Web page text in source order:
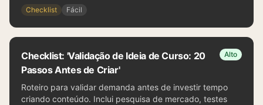
Checklist Fácil
Checklist: 'Validação de Ideia de Curso: 20
Passos Antes de Criar'
Alto
Roteiro para validar demanda antes de investir tempo
criando conteúdo. Inclui pesquisa de mercado, testes